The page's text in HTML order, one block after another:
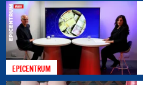
EPICENTRUM